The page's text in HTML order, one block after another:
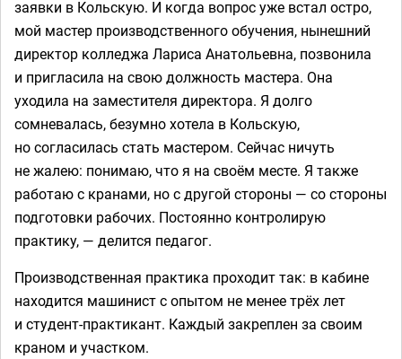
заявки в Кольскую. И когда вопрос уже встал остро,
мой мастер производственного обучения, нынешний
директор колледжа Лариса Анатольевна, позвонила
и пригласила на свою должность мастера. Она
уходила на заместителя директора. Я долго
сомневалась, безумно хотела в Кольскую,
но согласилась стать мастером. Сейчас ничуть
не жалею: понимаю, что я на своём месте. Я также
работаю с кранами, но с другой стороны — со стороны
подготовки рабочих. Постоянно контролирую
практику, — делится педагог.
Производственная практика проходит так: в кабине
находится машинист с опытом не менее трёх лет
и студент-практикант. Каждый закреплен за своим
краном и участком.